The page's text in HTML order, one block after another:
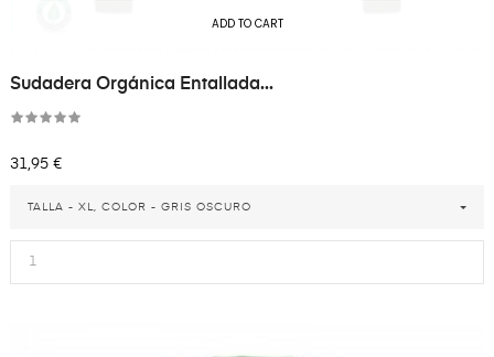
ADD TO CART
Sudadera Orgánica Entallada...
Precio
31,95 €
TALLA - XL, COLOR - GRIS OSCURO